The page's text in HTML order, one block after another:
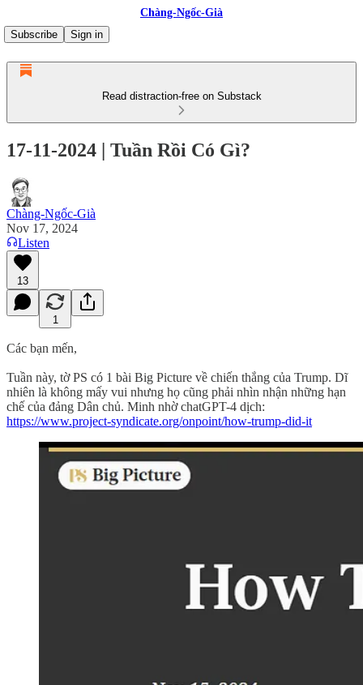
Chàng-Ngốc-Già
Subscribe
Sign in
Read distraction-free on Substack
17-11-2024 | Tuần Rồi Có Gì?
Chàng-Ngốc-Già
Nov 17, 2024
Listen
13
1
Các bạn mến,
Tuần này, tờ PS có 1 bài Big Picture về chiến thắng của Trump. Dĩ
nhiên là không mấy vui nhưng họ cũng phải nhìn nhận những hạn
chế của đảng Dân chủ. Minh nhờ chatGPT-4 dịch:
https://www.project-syndicate.org/onpoint/how-trump-did-it